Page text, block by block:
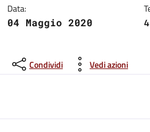
Data:
04 Maggio 2020
Condividi Vedi azioni